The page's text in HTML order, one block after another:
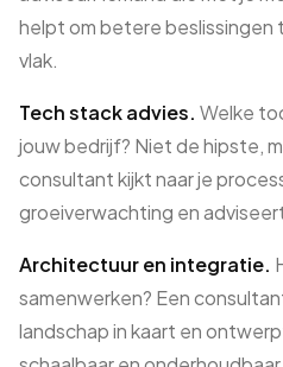
helpt om betere beslissingen
vlak.
Tech stack advies. Welke
jouw bedrijf? Niet de hipste,
consultant kijkt naar je
groeiverwachting en
Architectuur en integratie.
samenwerken? Een
landschap in kaart en